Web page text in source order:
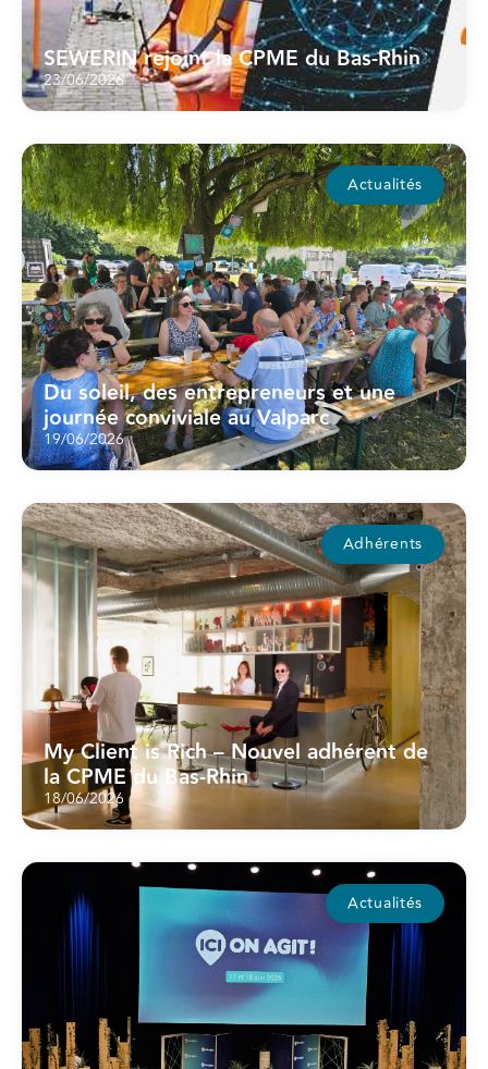
SEWERIN rejoint la CPME du Bas-Rhin
23/06/2026
Actualités
Du soleil, des entrepreneurs et une
journée conviviale au Valparc
19/06/2026
Adhérents
My Client is Rich – Nouvel adhérent de
la CPME du Bas-Rhin
18/06/2026
Actualités